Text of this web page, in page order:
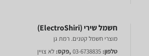
מוצרי חשמל קטנים. רמת גן
טלפון: 03-6738835,פקס: לא צויין